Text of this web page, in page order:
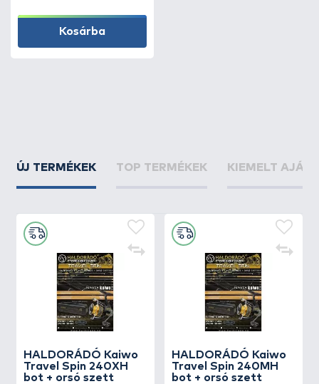
Kosárba
ÚJ TERMÉKEK TOP TERMÉKEK KIEMELT
HALDORÁDÓ Kaiwo
Travel Spin 240XH
bot + orsó szett
HALDORÁDÓ Kaiwo
Travel Spin 240MH
bot + orsó szett